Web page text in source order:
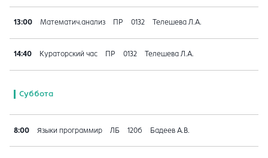
13:00 Математич.анализ ПР 0132 Телешева Л.А.
14:40 Кураторский час ПР 0132 Телешева Л.А.
Суббота
8:00 Языки программир ЛБ 120б Бадеев А.В.